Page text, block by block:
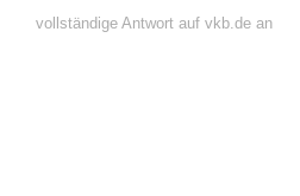
vollständige Antwort auf vkb.de an